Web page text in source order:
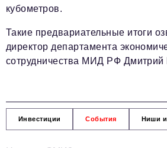
кубометров.
Такие предвариательные итоги
директор департамента
сотрудничества МИД РФ Дмитрий
Инвестиции События Ниши